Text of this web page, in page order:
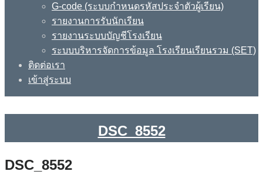
G-code (ระบบกำหนดรหัสประจำตัวผู้เรียน)
รายงานการรับนักเรียน
รายงานระบบบัญชีโรงเรียน
ระบบบริหารจัดการข้อมูล โรงเรียนเรียนรวม (SET)
ติดต่อเรา
เข้าสู่ระบบ
DSC_8552
DSC_8552